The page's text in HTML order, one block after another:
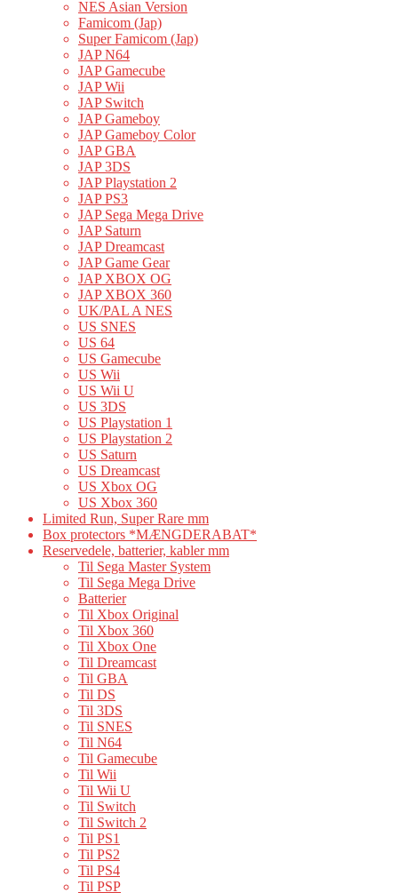
NES Asian Version
Famicom (Jap)
Super Famicom (Jap)
JAP N64
JAP Gamecube
JAP Wii
JAP Switch
JAP Gameboy
JAP Gameboy Color
JAP GBA
JAP 3DS
JAP Playstation 2
JAP PS3
JAP Sega Mega Drive
JAP Saturn
JAP Dreamcast
JAP Game Gear
JAP XBOX OG
JAP XBOX 360
UK/PAL A NES
US SNES
US 64
US Gamecube
US Wii
US Wii U
US 3DS
US Playstation 1
US Playstation 2
US Saturn
US Dreamcast
US Xbox OG
US Xbox 360
Limited Run, Super Rare mm
Box protectors *MÆNGDERABAT*
Reservedele, batterier, kabler mm
Til Sega Master System
Til Sega Mega Drive
Batterier
Til Xbox Original
Til Xbox 360
Til Xbox One
Til Dreamcast
Til GBA
Til DS
Til 3DS
Til SNES
Til N64
Til Gamecube
Til Wii
Til Wii U
Til Switch
Til Switch 2
Til PS1
Til PS2
Til PS4
Til PSP